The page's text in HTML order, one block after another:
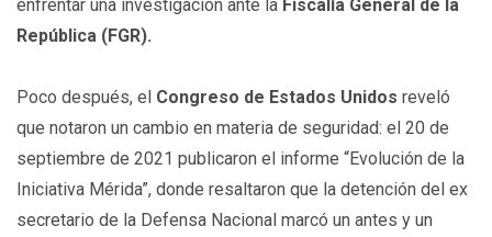
enfrentar una investigación ante la Fiscalía General de la
República (FGR).
Poco después, el Congreso de Estados Unidos reveló
que notaron un cambio en materia de seguridad: el 20 de
septiembre de 2021 publicaron el informe “Evolución de la
Iniciativa Mérida”, donde resaltaron que la detención del ex
secretario de la Defensa Nacional marcó un antes y un